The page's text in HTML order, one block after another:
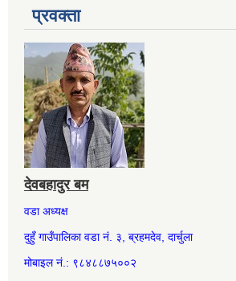
प्रवक्ता
देवबहादुर बम
वडा अध्यक्ष
दुहुँ गाउँपालिका वडा नं. ३, ब्रहमदेव, दार्चुला
मोबाइल नं.: ९८४८८७५००२